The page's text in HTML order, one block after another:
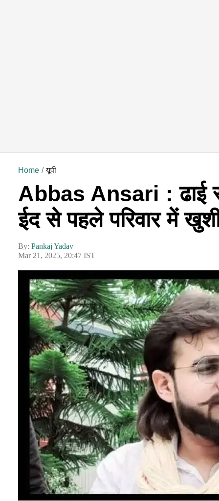
Home यूपी
Abbas Ansari : ढाई
ईद से पहले परिवार में
By: Pankaj Yadav
Mar 21, 2025, 20:47 IST